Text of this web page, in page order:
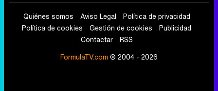
Quiénes somos Aviso Legal
Política de privacidad
Política de cookies
Gestión de cookies
Publicidad
Contactar
RSS
FormulaTV.com © 2004 - 2026